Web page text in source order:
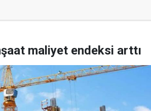
maliyet endeksi arttı